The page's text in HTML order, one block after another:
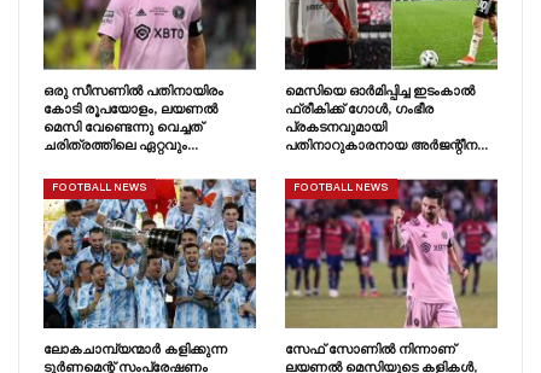
ഒരു സീസണിൽ പതിനായിരം
കോടി രൂപയോളം, ലയണൽ
മെസി വേണ്ടെന്നു വെച്ചത്
ചരിത്രത്തിലെ ഏറ്റവും…
മെസിയെ ഓർമിപ്പിച്ച ഇടംകാൽ
ഫ്രീകിക്ക് ഗോൾ, ഗംഭീര
പ്രകടനവുമായി
പതിനാറുകാരനായ അർജന്റീന…
FOOTBALL NEWS
ലോകചാമ്പ്യന്മാർ കളിക്കുന്ന
ടൂർണമെന്റ് സംപ്രേഷണം
FOOTBALL NEWS
സേഫ് സോണിൽ നിന്നാണ്
ലയണൽ മെസിയുടെ കളികൾ,